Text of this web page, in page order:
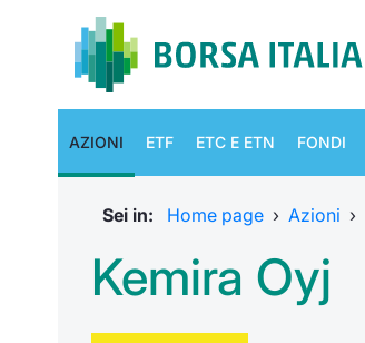
AZIONI ETF ETC E ETN FONDI
Sei in: Home page › Azioni ›
Kemira Oyj